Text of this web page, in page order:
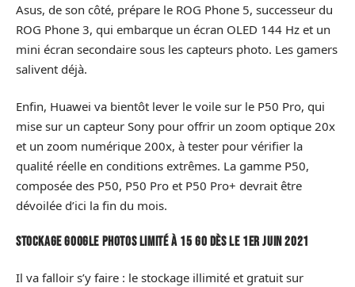
Asus, de son côté, prépare le ROG Phone 5, successeur du
ROG Phone 3, qui embarque un écran OLED 144 Hz et un
mini écran secondaire sous les capteurs photo. Les gamers
salivent déjà.
Enfin, Huawei va bientôt lever le voile sur le P50 Pro, qui
mise sur un capteur Sony pour offrir un zoom optique 20x
et un zoom numérique 200x, à tester pour vérifier la
qualité réelle en conditions extrêmes. La gamme P50,
composée des P50, P50 Pro et P50 Pro+ devrait être
dévoilée d’ici la fin du mois.
Stockage Google Photos limité à 15 Go dès le 1er juin 2021
Il va falloir s’y faire : le stockage illimité et gratuit sur